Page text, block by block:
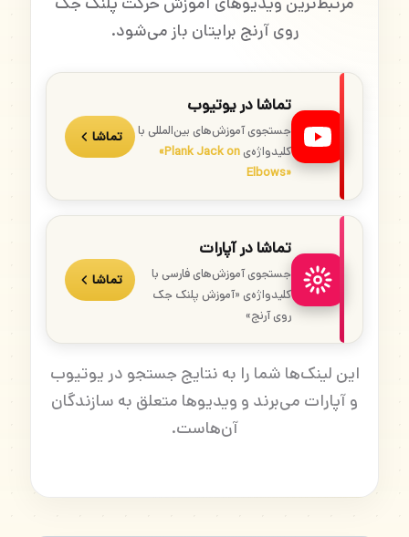
روی آرنج برایتان باز می‌شود.
تماشا در یوتیوب
جستجوی آموزش‌های بین‌المللی با
کلیدواژه‌ی«Plank Jack on
Elbows»
تماشا
تماشا در آپارات
جستجوی آموزش‌های فارسی با
کلیدواژه‌ی «آموزش پلنک جک
روی آرنج»
تماشا
این لینک‌ها شما را به نتایج جستجو در یوتیوب
و آپارات می‌برند و ویدیوها متعلق به سازندگان
آن‌هاست.